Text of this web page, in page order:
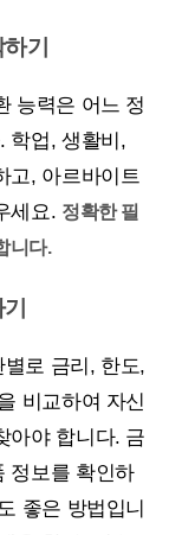
기
능력은 어느 정
학업, 생활비,
고, 아르바이트
세요. 정확한 필
니다.
로 금리, 한도,
비교하여 자신
아야 합니다. 금
정보를 확인하
좋은 방법입니